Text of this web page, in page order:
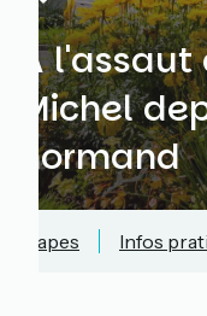
À
Michel
normand
Étapes Infos